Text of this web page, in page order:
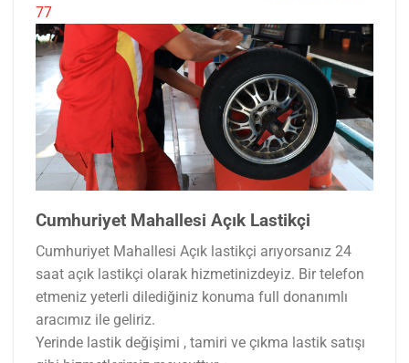
77
Cumhuriyet Mahallesi Açık Lastikçi
Cumhuriyet Mahallesi Açık lastikçi arıyorsanız 24
saat açık lastikçi olarak hizmetinizdeyiz. Bir telefon
etmeniz yeterli dilediğiniz konuma full donanımlı
aracımız ile geliriz.
Yerinde lastik değişimi , tamiri ve çıkma lastik satışı